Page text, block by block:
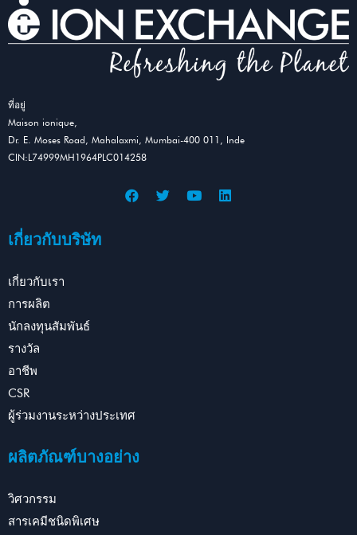
ที่อยู่
Maison ionique,
Dr. E. Moses Road, Mahalaxmi, Mumbai-400 011, Inde
CIN:L74999MH1964PLC014258
เกี่ยวกับบริษัท
เกี่ยวกับเรา
การผลิต
นักลงทุนสัมพันธ์
รางวัล
อาชีพ
CSR
ผู้ร่วมงานระหว่างประเทศ
ผลิตภัณฑ์บางอย่าง
วิศวกรรม
สารเคมีชนิดพิเศษ